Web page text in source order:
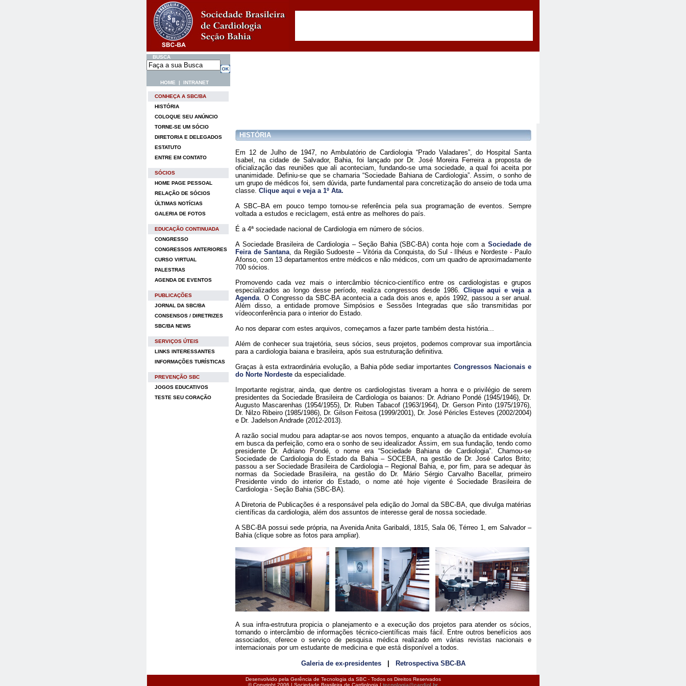
BUSCA
HOME | INTRANET
CONHEÇA A SBC/BA
HISTÓRIA
COLOQUE SEU ANÚNCIO
TORNE-SE UM SÓCIO
DIRETORIA E DELEGADOS
ESTATUTO
ENTRE EM CONTATO
SÓCIOS
HOME PAGE PESSOAL
RELAÇÃO DE SÓCIOS
ÚLTIMAS NOTÍCIAS
GALERIA DE FOTOS
EDUCAÇÃO CONTINUADA
CONGRESSO
CONGRESSOS ANTERIORES
CURSO VIRTUAL
PALESTRAS
AGENDA DE EVENTOS
PUBLICAÇÕES
JORNAL DA SBC/BA
CONSENSOS / DIRETRIZES
SBC/BA NEWS
SERVIÇOS ÚTEIS
LINKS INTERESSANTES
INFORMAÇÕES TURÍSTICAS
PREVENÇÃO SBC
JOGOS EDUCATIVOS
TESTE SEU CORAÇÃO
HISTÓRIA
Em 12 de Julho de 1947, no Ambulatório de Cardiologia “Prado Valadares”, do Hospital Santa
Isabel, na cidade de Salvador, Bahia, foi lançado por Dr. José Moreira Ferreira a proposta de
oficialização das reuniões que ali aconteciam, fundando-se uma sociedade, a qual foi aceita por
unanimidade. Definiu-se que se chamaria “Sociedade Bahiana de Cardiologia”. Assim, o sonho de
um grupo de médicos foi, sem dúvida, parte fundamental para concretização do anseio de toda uma
classe. Clique aqui e veja a 1º Ata.
A SBC–BA em pouco tempo tornou-se referência pela sua programação de eventos. Sempre
voltada a estudos e reciclagem, está entre as melhores do país.
É a 4ª sociedade nacional de Cardiologia em número de sócios.
A Sociedade Brasileira de Cardiologia – Seção Bahia (SBC-BA) conta hoje com a Sociedade de
Feira de Santana, da Região Sudoeste – Vitória da Conquista, do Sul - Ilhéus e Nordeste - Paulo
Afonso, com 13 departamentos entre médicos e não médicos, com um quadro de aproximadamente
700 sócios.
Promovendo cada vez mais o intercâmbio técnico-científico entre os cardiologistas e grupos
especializados ao longo desse período, realiza congressos desde 1986. Clique aqui e veja a
Agenda. O Congresso da SBC-BA acontecia a cada dois anos e, após 1992, passou a ser anual.
Além disso, a entidade promove Simpósios e Sessões Integradas que são transmitidas por
vídeoconferência para o interior do Estado.
Ao nos deparar com estes arquivos, começamos a fazer parte também desta história...
Além de conhecer sua trajetória, seus sócios, seus projetos, podemos comprovar sua importância
para a cardiologia baiana e brasileira, após sua estruturação definitiva.
Graças à esta extraordinária evolução, a Bahia pôde sediar importantesCongressos Nacionais e
do Norte Nordeste da especialidade.
Importante registrar, ainda, que dentre os cardiologistas tiveram a honra e o privilégio de serem
presidentes da Sociedade Brasileira de Cardiologia os baianos: Dr. Adriano Pondé (1945/1946), Dr.
Augusto Mascarenhas (1954/1955), Dr. Ruben Tabacof (1963/1964), Dr. Gerson Pinto (1975/1976),
Dr. Nilzo Ribeiro (1985/1986), Dr. Gilson Feitosa (1999/2001), Dr. José Péricles Esteves (2002/2004)
e Dr. Jadelson Andrade (2012-2013).
A razão social mudou para adaptar-se aos novos tempos, enquanto a atuação da entidade evoluía
em busca da perfeição, como era o sonho de seu idealizador. Assim, em sua fundação, tendo como
presidente Dr. Adriano Pondé, o nome era “Sociedade Bahiana de Cardiologia”. Chamou-se
Sociedade de Cardiologia do Estado da Bahia – SOCEBA, na gestão de Dr. José Carlos Brito;
passou a ser Sociedade Brasileira de Cardiologia – Regional Bahia, e, por fim, para se adequar às
normas da Sociedade Brasileira, na gestão do Dr. Mário Sérgio Carvalho Bacellar, primeiro
Presidente vindo do interior do Estado, o nome até hoje vigente é Sociedade Brasileira de
Cardiologia - Seção Bahia (SBC-BA).
A Diretoria de Publicações é a responsável pela edição do Jornal da SBC-BA, que divulga matérias
científicas da cardiologia, além dos assuntos de interesse geral de nossa sociedade.
A SBC-BA possui sede própria, na Avenida Anita Garibaldi, 1815, Sala 06, Térreo 1, em Salvador –
Bahia (clique sobre as fotos para ampliar).
A sua infra-estrutura propicia o planejamento e a execução dos projetos para atender os sócios,
tornando o intercâmbio de informações técnico-científicas mais fácil. Entre outros benefícios aos
associados, oferece o serviço de pesquisa médica realizado em várias revistas nacionais e
internacionais por um estudante de medicina e que está disponível a todos.
Galeria de ex-presidentes Retrospectiva SBC-BA
Desenvolvido pela Gerência de Tecnologia da SBC - Todos os Direitos Reservados
© Copyright 2006 | Sociedade Brasileira de Cardiologia | tecnologia@cardiol.br